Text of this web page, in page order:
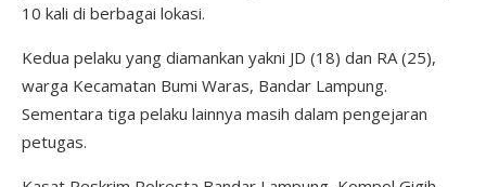
10 kali di berbagai lokasi.
Kedua pelaku yang diamankan yakni JD (18) dan RA (25),
warga Kecamatan Bumi Waras, Bandar Lampung.
Sementara tiga pelaku lainnya masih dalam pengejaran
petugas.